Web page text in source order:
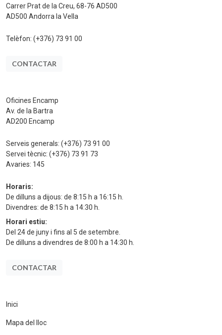
Carrer Prat de la Creu, 68-76 AD500
AD500 Andorra la Vella
Telèfon: (+376) 73 91 00
CONTACTAR
Oficines Encamp
Av. de la Bartra
AD200 Encamp
Serveis generals: (+376) 73 91 00
Servei tècnic: (+376) 73 91 73
Avaries: 145
Horaris:
De dilluns a dijous: de 8:15 h a 16:15 h.
Divendres: de 8:15 h a 14:30 h.
Horari estiu:
Del 24 de juny i fins al 5 de setembre.
De dilluns a divendres de 8:00 h a 14:30 h.
CONTACTAR
Inici
Mapa del lloc